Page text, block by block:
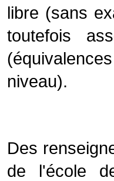
libre (sans
toutefois
niveau).
Des
de l'école